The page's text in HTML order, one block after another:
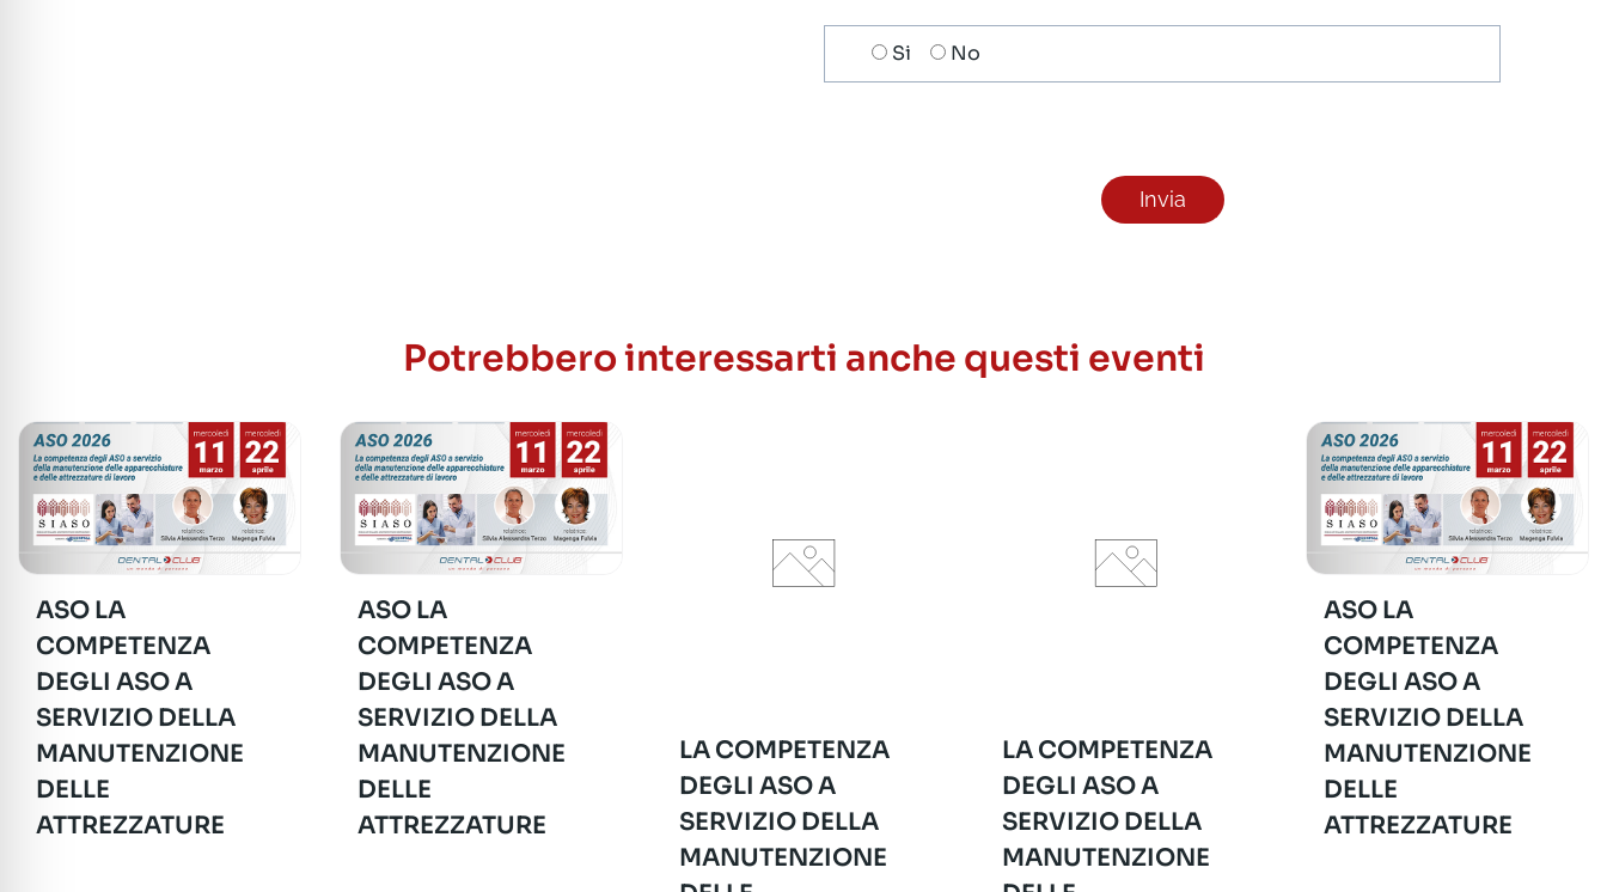
Scelta
invio
Si No
Potrebbero interessarti anche questi eventi
ASO LA
COMPETENZA
DEGLI ASO A
SERVIZIO DELLA
MANUTENZIONE
DELLE
ATTREZZATURE
ASO LA
COMPETENZA
DEGLI ASO A
SERVIZIO DELLA
MANUTENZIONE
DELLE
ATTREZZATURE
LA COMPETENZA
DEGLI ASO A
SERVIZIO DELLA
MANUTENZIONE
LA COMPETENZA
DEGLI ASO A
SERVIZIO DELLA
MANUTENZIONE
ASO LA
COMPETENZA
DEGLI ASO A
SERVIZIO DELLA
MANUTENZIONE
DELLE
ATTREZZATURE